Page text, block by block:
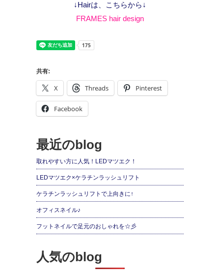
↓Hairは、こちらから↓
FRAMES hair design
共有:
X Threads Pinterest
Facebook
最近のblog
取れやすい方に人気！LEDマツエク！
LEDマツエク×ケラチンラッシュリフト
ケラチンラッシュリフトで上向きに↑
オフィスネイル♪
フットネイルで足元のおしゃれを☆彡
人気のblog